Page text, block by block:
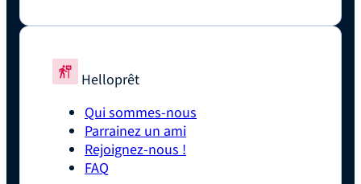
Helloprêt
Qui sommes-nous
Parrainez un ami
Rejoignez-nous !
FAQ